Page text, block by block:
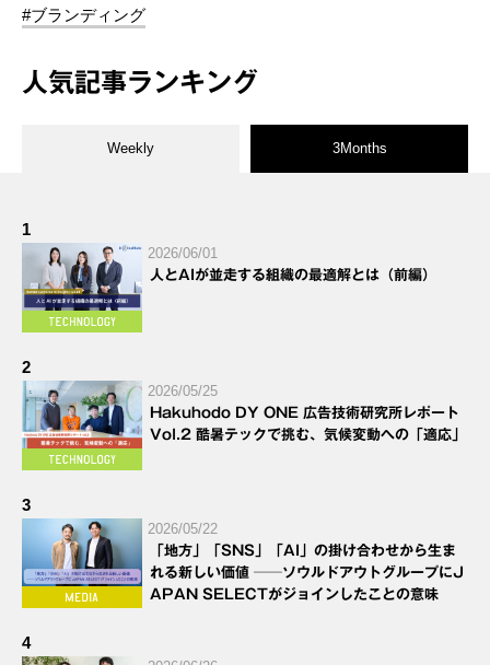
#ブランディング
人気記事ランキング
Weekly 3Months
1
2026/06/01
人とAIが並走する組織の最適解とは（前編）
2
2026/05/25
Hakuhodo DY ONE 広告技術研究所レポート
Vol.2 酷暑テックで挑む、気候変動への「適応」
3
2026/05/22
「地方」「SNS」「AI」の掛け合わせから生ま
れる新しい価値 ──ソウルドアウトグループにJ
APAN SELECTがジョインしたことの意味
4